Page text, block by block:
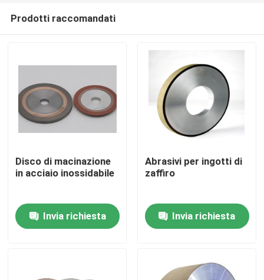
Casa.
Video
Prodotti raccomandati
Disco di macinazione
in acciaio inossidabile
Invia richiesta
Abrasivi per ingotti di
zaffiro
Invia richiesta